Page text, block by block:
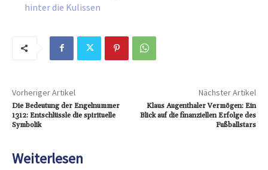
hinter die Kulissen
Vorheriger Artikel
Die Bedeutung der Engelnummer
1312: Entschlüssle die spirituelle
Symbolik
Nächster Artikel
Klaus Augenthaler Vermögen: Ein
Blick auf die finanziellen Erfolge des
Fußballstars
Weiterlesen